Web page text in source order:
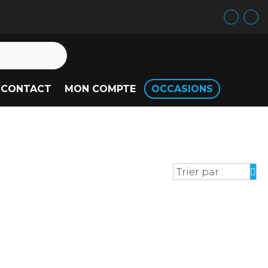
CONTACT MON COMPTE OCCASIONS
Trier par :